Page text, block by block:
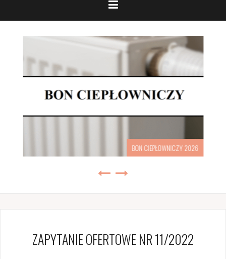
BON CIEPŁOWNICZY 2026
ZAPYTANIE OFERTOWE NR 11/2022